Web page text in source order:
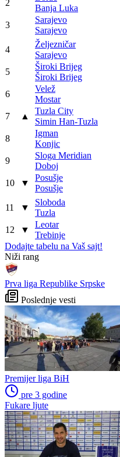
2
Banja Luka
3
Sarajevo
Sarajevo
4
Željezničar
Sarajevo
5
Široki Brijeg
Široki Brijeg
6
Velež
Mostar
7 ▲
Tuzla City
Simin Han-Tuzla
8
Igman
Konjic
9
Sloga Meridian
Doboj
10 ▼
Posušje
Posušje
11 ▼
Sloboda
Tuzla
12 ▼
Leotar
Trebinje
Dodajte tabelu na Vaš sajt!
WEB PREPORUKE
Louis van Gaal pobijedio rak
i poručio: Ako vam treba
selektor, pozovite mene!
Petar Sučić postao otac
Allah, Allah, Allah, Allah…
Mohamed Salah! (VIDEO)